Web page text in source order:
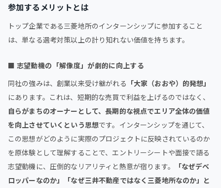
参加するメリットとは
トップ企業である三菱地所のインターンシップに参加すること
は、単なる選考対策以上の計り知れない価値を持ちます。
■ 志望動機の「解像度」が劇的に向上する
同社の強みは、創業以来受け継がれる 「大家（おおや）的発想」
にあります。これは、短期的な売買で利益を上げるのではなく、
自らがまちのオーナーとして、長期的な視点でエリア全体の価値
を向上させていくという思想です。インターンシップを通じて、
この思想がどのように実際のプロジェクトに反映されているのか
を原体験として理解することで、エントリーシートや面接で語る
志望動機に、圧倒的なリアリティと熱意が宿ります。
「なぜデベ
ロッパーなのか」「なぜ三井不動産ではなく三菱地所なのか」と